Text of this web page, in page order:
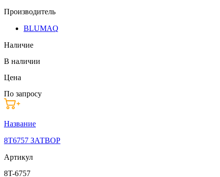
Производитель
BLUMAQ
Наличие
В наличии
Цена
По запросу
Название
8T6757 ЗАТВОР
Артикул
8T-6757